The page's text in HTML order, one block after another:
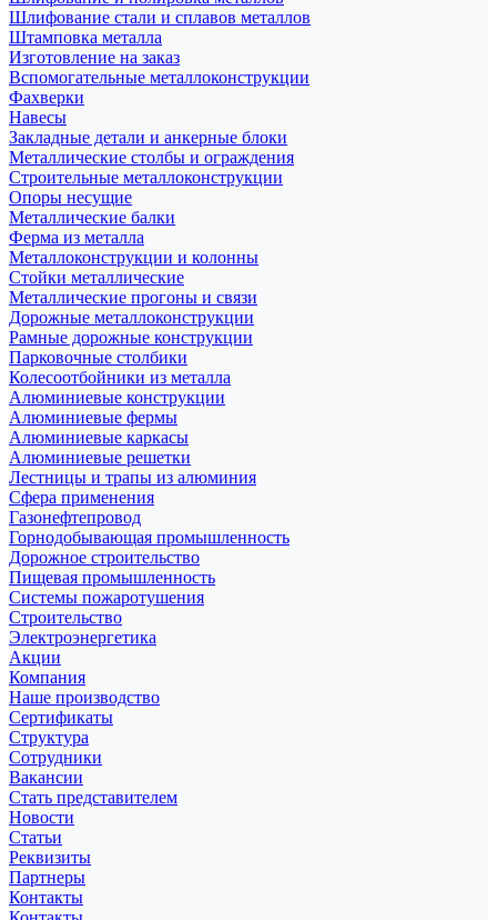
Шлифование стали и сплавов металлов
Штамповка металла
Изготовление на заказ
Вспомогательные металлоконструкции
Фахверки
Навесы
Закладные детали и анкерные блоки
Металлические столбы и ограждения
Строительные металлоконструкции
Опоры несущие
Металлические балки
Ферма из металла
Металлоконструкции и колонны
Стойки металлические
Металлические прогоны и связи
Дорожные металлоконструкции
Рамные дорожные конструкции
Парковочные столбики
Колесоотбойники из металла
Алюминиевые конструкции
Алюминиевые фермы
Алюминиевые каркасы
Алюминиевые решетки
Лестницы и трапы из алюминия
Сфера применения
Газонефтепровод
Горнодобывающая промышленность
Дорожное строительство
Пищевая промышленность
Системы пожаротушения
Строительство
Электроэнергетика
Акции
Компания
Наше производство
Сертификаты
Структура
Сотрудники
Вакансии
Стать представителем
Новости
Статьи
Реквизиты
Партнеры
Контакты